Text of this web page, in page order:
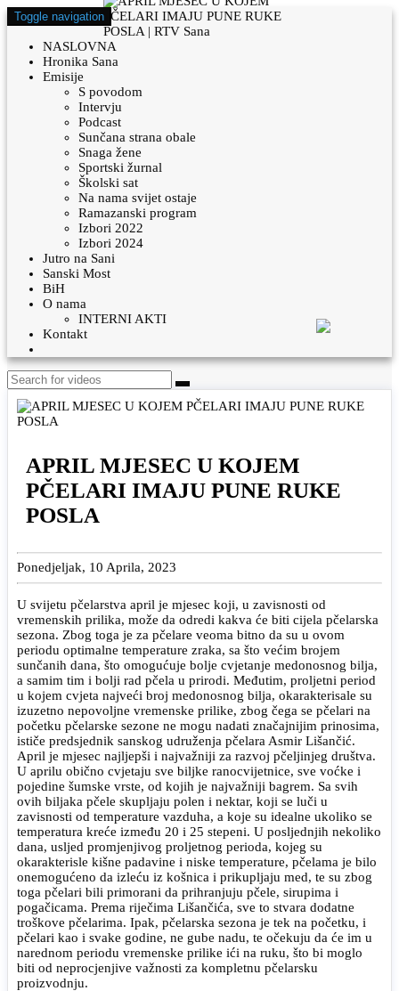
Toggle navigation
NASLOVNA
Hronika Sana
Emisije
S povodom
Intervju
Podcast
Sunčana strana obale
Snaga žene
Sportski žurnal
Školski sat
Na nama svijet ostaje
Ramazanski program
Izbori 2022
Izbori 2024
Jutro na Sani
Sanski Most
BiH
O nama
INTERNI AKTI
Kontakt
APRIL MJESEC U KOJEM
PČELARI IMAJU PUNE RUKE
POSLA
Ponedjeljak, 10 Aprila, 2023
U svijetu pčelarstva april je mjesec koji, u zavisnosti od
vremenskih prilika, može da odredi kakva će biti cijela pčelarska
sezona. Zbog toga je za pčelare veoma bitno da su u ovom
periodu optimalne temperature zraka, sa što većim brojem
sunčanih dana, što omogućuje bolje cvjetanje medonosnog bilja,
a samim tim i bolji rad pčela u prirodi. Međutim, proljetni period
u kojem cvjeta najveći broj medonosnog bilja, okarakterisale su
izuzetno nepovoljne vremenske prilike, zbog čega se pčelari na
početku pčelarske sezone ne mogu nadati značajnijim prinosima,
ističe predsjednik sanskog udruženja pčelara Asmir Lišančić.
April je mjesec najljepši i najvažniji za razvoj pčeljinjeg društva.
U aprilu obično cvjetaju sve biljke ranocvijetnice, sve voćke i
pojedine šumske vrste, od kojih je najvažniji bagrem. Sa svih
ovih biljaka pčele skupljaju polen i nektar, koji se luči u
zavisnosti od temperature vazduha, a koje su idealne ukoliko se
temperatura kreće između 20 i 25 stepeni. U posljednjih nekoliko
dana, usljed promjenjivog proljetnog perioda, kojeg su
okarakterisle kišne padavine i niske temperature, pčelama je bilo
onemogućeno da izleću iz košnica i prikupljaju med, te su zbog
toga pčelari bili primorani da prihranjuju pčele, sirupima i
pogačicama. Prema riječima Lišančića, sve to stvara dodatne
troškove pčelarima. Ipak, pčelarska sezona je tek na početku, i
pčelari kao i svake godine, ne gube nadu, te očekuju da će im u
narednom periodu vremenske prilike ići na ruku, što bi moglo
biti od neprocjenjive važnosti za kompletnu pčelarsku
proizvodnju.